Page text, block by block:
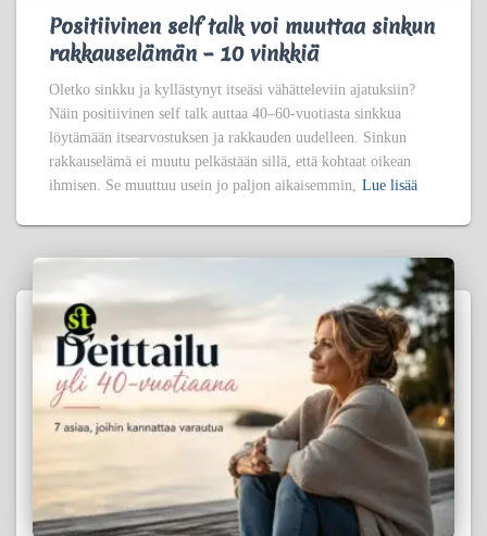
Positiivinen self talk voi muuttaa sinkun
rakkauselämän – 10 vinkkiä
Oletko sinkku ja kyllästynyt itseäsi vähätteleviin ajatuksiin?
Näin positiivinen self talk auttaa 40–60-vuotiasta sinkkua
löytämään itsearvostuksen ja rakkauden uudelleen. Sinkun
rakkauselämä ei muutu pelkästään sillä, että kohtaat oikean
ihmisen. Se muuttuu usein jo paljon aikaisemmin,
Lue lisää